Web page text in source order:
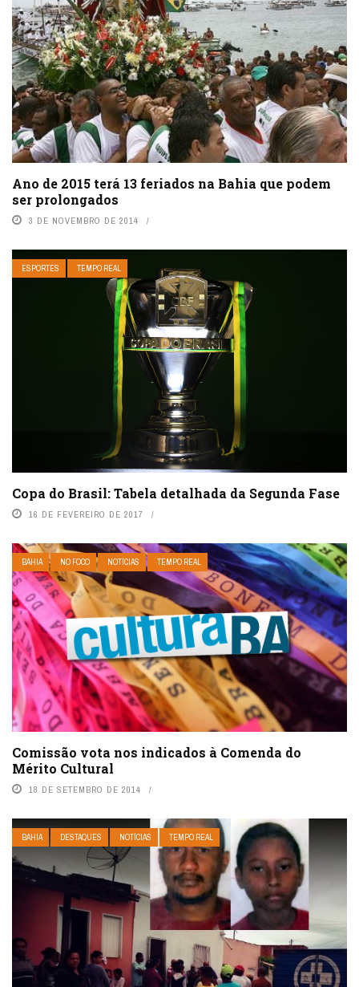
Ano de 2015 terá 13 feriados na Bahia que podem
ser prolongados
3 DE NOVEMBRO DE 2014
ESPORTES TEMPO REAL
Copa do Brasil: Tabela detalhada da Segunda Fase
16 DE FEVEREIRO DE 2017
BAHIA NO FOCO NOTÍCIAS TEMPO REAL
Comissão vota nos indicados à Comenda do
Mérito Cultural
18 DE SETEMBRO DE 2014
BAHIA DESTAQUES NOTÍCIAS TEMPO REAL